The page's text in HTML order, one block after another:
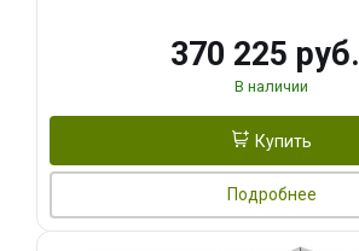
370 225 руб.
В наличии
Купить
Подробнее